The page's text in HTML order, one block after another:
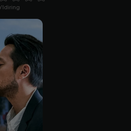
7 Stars8 Stars